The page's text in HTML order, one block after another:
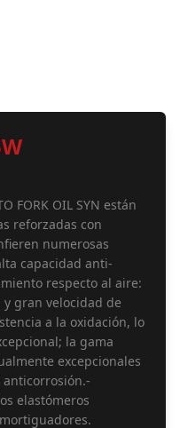
FORK OIL SYN están
reforzadas con
numerosas
capacidad anti-
respecto al aire:
gran velocidad de
a la oxidación, lo
la gama
excepcionales
elastómeros